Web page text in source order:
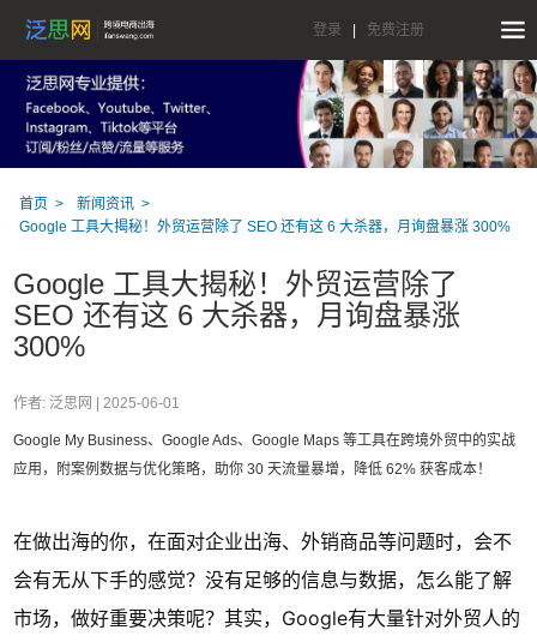
登录 免费注册
首页
新闻资讯
Google 工具大揭秘！外贸运营除了 SEO 还有这 6 大杀器，月询盘暴涨 300%
Google 工具大揭秘！外贸运营除了
SEO 还有这 6 大杀器，月询盘暴涨
300%
作者: 泛思网 | 2025-06-01
Google My Business、Google Ads、Google Maps 等工具在跨境外贸中的实战
应用，附案例数据与优化策略，助你 30 天流量暴增，降低 62% 获客成本！
在做出海的你，在面对企业出海、外销商品等问题时，会不
会有无从下手的感觉？没有足够的信息与数据，怎么能了解
市场，做好重要决策呢？其实，Google有大量针对外贸人的